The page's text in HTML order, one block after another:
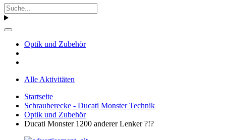
Optik und Zubehör
Alle Aktivitäten
Startseite
Schrauberecke - Ducati Monster Technik
Optik und Zubehör
Ducati Monster 1200 anderer Lenker ?!?